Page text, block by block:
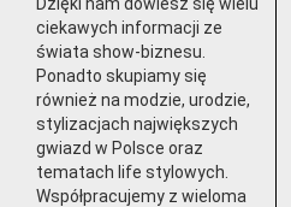
ciekawych informacji ze
świata show-biznesu.
Ponadto skupiamy się
również na modzie, urodzie,
stylizacjach największych
gwiazd w Polsce oraz
tematach life stylowych.
Współpracujemy z wieloma